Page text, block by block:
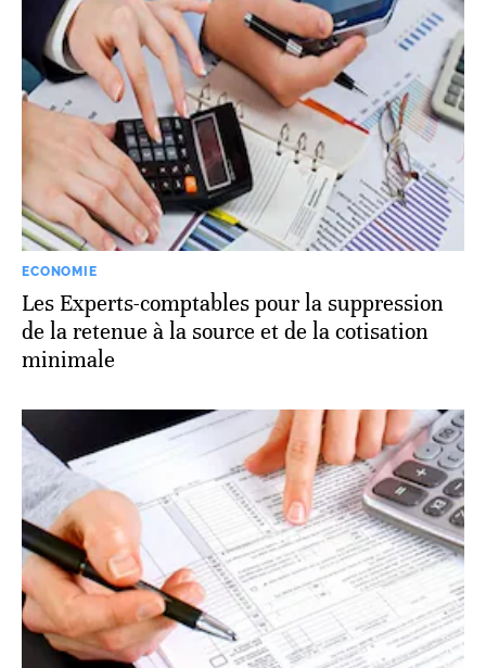
ECONOMIE
Les Experts-comptables pour la suppression
de la retenue à la source et de la cotisation
minimale